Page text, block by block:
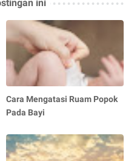
ini
Cara Mengatasi Ruam Popok
Pada Bayi